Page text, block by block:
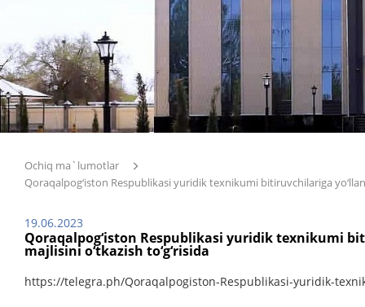
Ochiq ma`lumotlar
Qoraqalpog‘iston Respublikasi yuridik texnikumi bitiruvchilariga
19.06.2023
Qoraqalpog‘iston Respublikasi yuridik texnikumi
majlisini o‘tkazish to‘g‘risida
https://telegra.ph/Qoraqalpogiston-Respublikasi-yuridik-